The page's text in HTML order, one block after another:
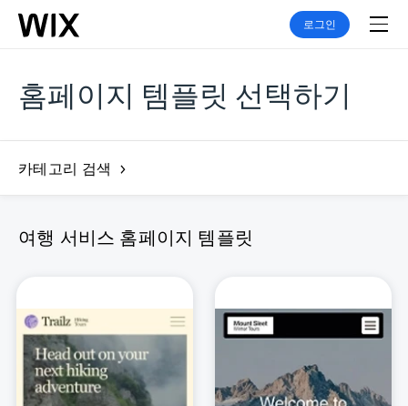
로그인
홈페이지 템플릿 선택하기
카테고리 검색
여행 서비스 홈페이지 템플릿